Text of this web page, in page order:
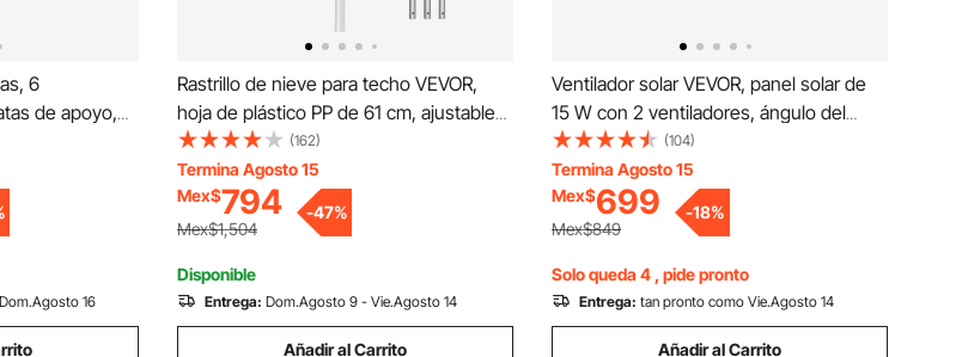
6
de apoyo,
acero
naranja
16
Rastrillo de nieve para techo VEVOR,
hoja de plástico PP de 61 cm, ajustable
de 1,1 a 5,5 m con ruedas, mango
antideslizante, herramienta para quitar
nieve, ligero y apto para techos de
casas, ideal para retirar hojas y
(162)
Termina Agosto 15
Mex$794
Mex$1,504
-47%
Disponible
Entrega: Dom.Agosto 9 - Vie.Agosto 14
Añadir al Carrito
Ventilador solar VEVOR, panel solar de
15 W con 2 ventiladores, ángulo del
panel solar ajustable, alta velocidad de
2668 RPM, instalación flexible,
intercambio de aire rápido para
invernaderos, carpas de cultivo,
(104)
Termina Agosto 15
Mex$699
Mex$849
-18%
Solo queda 4 , pide pronto
Entrega: tan pronto como Vie.Agosto 14
Añadir al Carrito